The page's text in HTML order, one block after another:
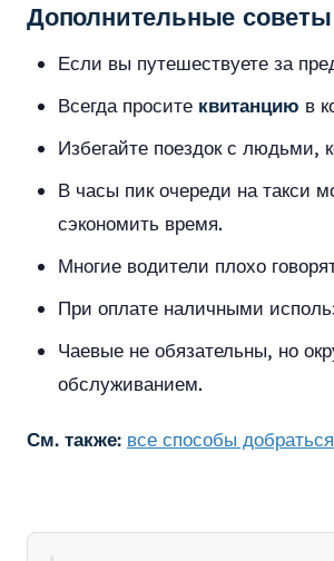
Дополнительные
Если вы путешествуете за
Всегда просите квитанцию в
Избегайте поездок с людьми,
В часы пик очереди на такси
сэкономить время.
Многие водители плохо
При оплате наличными
Чаевые не обязательны, но
обслуживанием.
См. также: все способы